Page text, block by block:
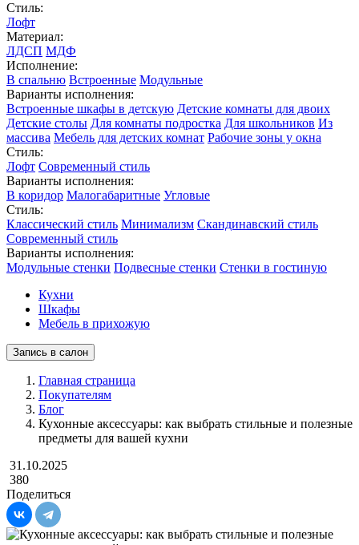
Стиль:
Лофт
Материал:
ЛДСП МДФ
Исполнение:
В спальню Встроенные Модульные
Варианты исполнения:
Встроенные шкафы в детскую Детские комнаты для двоих
Детские столы Для комнаты подростка Для школьников Из
массива Мебель для детских комнат Рабочие зоны у окна
Стиль:
Лофт Современный стиль
Варианты исполнения:
В коридор Малогабаритные Угловые
Стиль:
Классический стиль Минимализм Скандинавский стиль
Современный стиль
Варианты исполнения:
Модульные стенки Подвесные стенки Стенки в гостиную
Кухни
Шкафы
Мебель в прихожую
Запись в салон
Главная страница
Покупателям
Блог
Кухонные аксессуары: как выбрать стильные и полезные
предметы для вашей кухни
31.10.2025
380
Поделиться